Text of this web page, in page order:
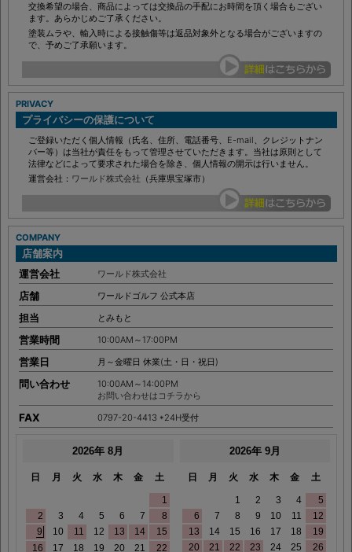
交換希望の場合、商品によっては交換品の手配にお時間を頂く場合もござい
ます。あらかじめご了承ください。
塗装ムラや、輸入時による接触傷等は返品対象外となる場合がございますの
で、予めご了承願います。
PRIVACY
プライバシーの保護について
ご登録いただく個人情報（氏名、住所、電話番号、E-mail、クレジットナン
バー等）は当社が責任をもって管理させていただきます。当社は原則として
法律などによって要求された場合を除き、個人情報の開示は行いません。
運営会社： ワールド株式会社 （兵庫県宝塚市）
COMPANY
店舗案内
運営会社
ワールド株式会社
店舗 ワールドゴルフ 公式本店
担当 とみもと
営業時間 10:00AM～17:00PM
営業日 月～金曜日 休業(土・日・祝日)
問い合わせ
10:00AM～14:00PM
お問い合わせはコチラから
FAX 0797-20-4413 *24H受付